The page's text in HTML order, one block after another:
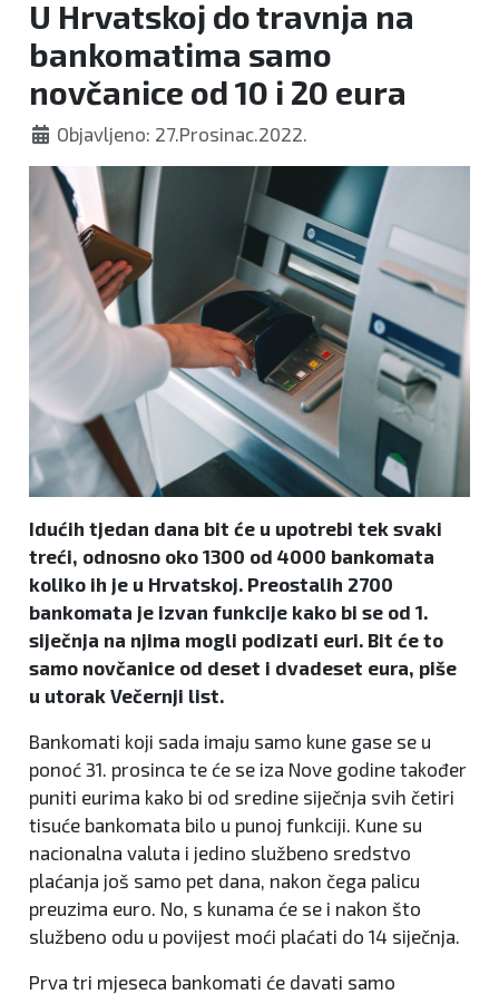
U Hrvatskoj do travnja na
bankomatima samo
novčanice od 10 i 20 eura
Objavljeno: 27.Prosinac.2022.
Idućih tjedan dana bit će u upotrebi tek svaki
treći, odnosno oko 1300 od 4000 bankomata
koliko ih je u Hrvatskoj. Preostalih 2700
bankomata je izvan funkcije kako bi se od 1.
siječnja na njima mogli podizati euri. Bit će to
samo novčanice od deset i dvadeset eura, piše
u utorak Večernji list.
Bankomati koji sada imaju samo kune gase se u
ponoć 31. prosinca te će se iza Nove godine također
puniti eurima kako bi od sredine siječnja svih četiri
tisuće bankomata bilo u punoj funkciji. Kune su
nacionalna valuta i jedino službeno sredstvo
plaćanja još samo pet dana, nakon čega palicu
preuzima euro. No, s kunama će se i nakon što
službeno odu u povijest moći plaćati do 14 siječnja.
Prva tri mjeseca bankomati će davati samo